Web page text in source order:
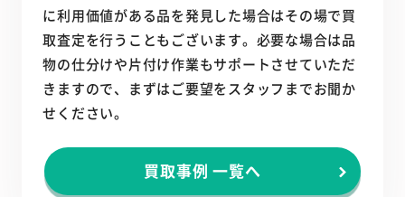
に利用価値がある品を発見した場合はその場で買
取査定を行うこともございます。必要な場合は品
物の仕分けや片付け作業もサポートさせていただ
きますので、まずはご要望をスタッフまでお聞か
せください。
買取事例 一覧へ